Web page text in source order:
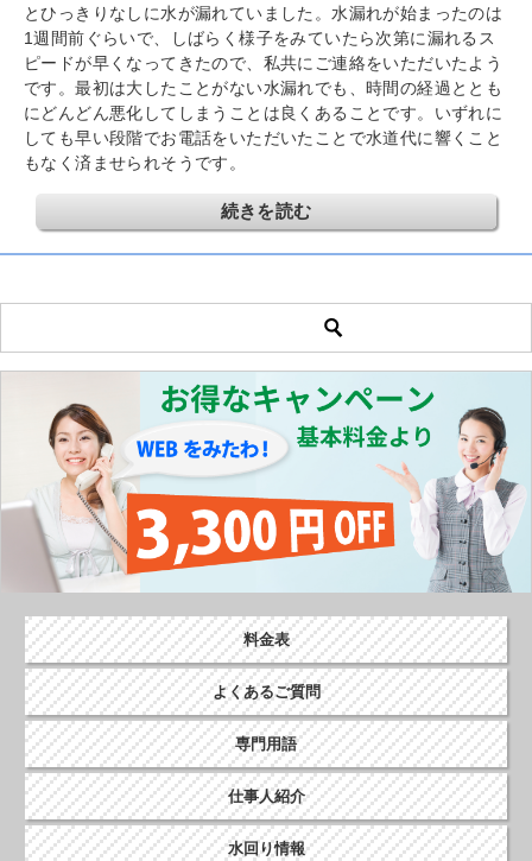
とひっきりなしに水が漏れていました。水漏れが始まったのは
1週間前ぐらいで、しばらく様子をみていたら次第に漏れるス
ピードが早くなってきたので、私共にご連絡をいただいたよう
です。最初は大したことがない水漏れでも、時間の経過ととも
にどんどん悪化してしまうことは良くあることです。いずれに
しても早い段階でお電話をいただいたことで水道代に響くこと
もなく済ませられそうです。
続きを読む
料金表
よくあるご質問
専門用語
仕事人紹介
水回り情報